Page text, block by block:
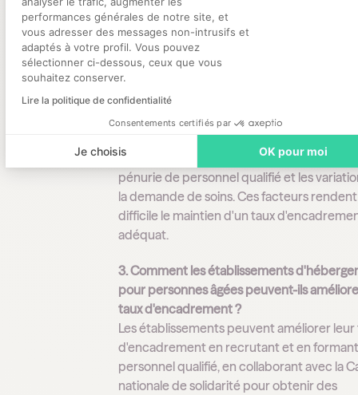
performances générales de notre site, et
vous adresser des messages non-intrusifs et
adaptés à votre profil. Vous pouvez
sélectionner ci-dessous, ceux que vous
souhaitez conserver.
Lire la politique de confidentialité
Consentements certifiés par
Je choisis OK pour moi
Axeptio consent
EHPAD ?
Le taux d'encadrement en EHPAD mesure
nombre de soignants pour 10 résidents. Il
essentiel pour garantir une prise en
qualité et la sécurité des résidents.
2. Quels sont les défis liés au maintien d'un
d'encadrement adéquat ?
Les défis incluent les contraintes
pénurie de personnel qualifié et les
la demande de soins. Ces facteurs rendent
difficile le maintien d'un taux
adéquat.
3. Comment les établissements
pour personnes âgées peuvent-ils
taux d'encadrement ?
Les établissements peuvent améliorer leur
d'encadrement en recrutant et en
personnel qualifié, en collaborant avec la
nationale de solidarité pour obtenir des